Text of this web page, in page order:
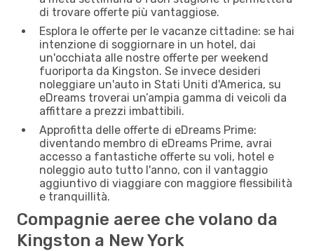
di trovare offerte più vantaggiose.
Esplora le offerte per le vacanze cittadine: se hai
intenzione di soggiornare in un hotel, dai
un'occhiata alle nostre offerte per weekend
fuoriporta da Kingston. Se invece desideri
noleggiare un'auto in Stati Uniti d'America, su
eDreams troverai un’ampia gamma di veicoli da
affittare a prezzi imbattibili.
Approfitta delle offerte di eDreams Prime:
diventando membro di eDreams Prime, avrai
accesso a fantastiche offerte su voli, hotel e
noleggio auto tutto l'anno, con il vantaggio
aggiuntivo di viaggiare con maggiore flessibilità
e tranquillità.
Compagnie aeree che volano da
Kingston a New York